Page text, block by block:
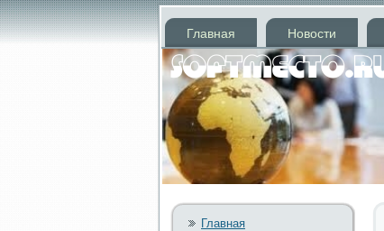
Главная Новости
Главная